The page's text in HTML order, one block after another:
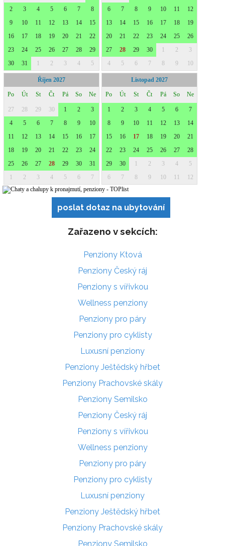
poslat dotaz na ubytování
Zařazeno v sekcích:
Penziony Ktová
Penziony Český ráj
Penziony s vířivkou
Wellness penziony
Penziony pro páry
Penziony pro cyklisty
Luxusní penziony
Penziony Ještědský hřbet
Penziony Prachovské skály
Penziony Semilsko
Penziony Český ráj
Penziony s vířivkou
Wellness penziony
Penziony pro páry
Penziony pro cyklisty
Luxusní penziony
Penziony Ještědský hřbet
Penziony Prachovské skály
Penziony Semilsko